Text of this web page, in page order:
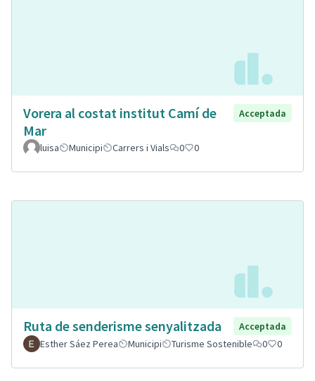
Vorera al costat institut Camí de
Mar
Acceptada
luisa Municipi Carrers i Vials 0 0
Ruta de senderisme senyalitzada
Acceptada
Esther Sáez Perea
Municipi Turisme Sostenible 0 0